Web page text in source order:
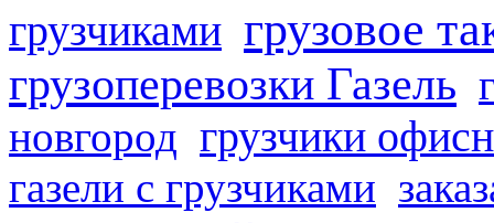
грузчиками грузовое
грузоперевозки Газель
новгород грузчики
газели с грузчиками